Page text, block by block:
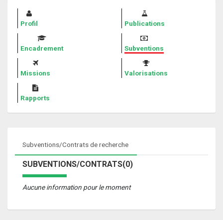
Profil Publications
Encadrement Subventions
Missions Valorisations
Rapports
Subventions/Contrats de recherche
SUBVENTIONS/CONTRATS(0)
Aucune information pour le moment